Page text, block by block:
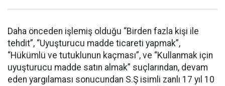
Daha önceden işlemiş olduğu “Birden fazla kişi ile
tehdit”, “Uyuşturucu madde ticareti yapmak”,
“Hükümlü ve tutuklunun kaçması”, ve “Kullanmak için
uyuşturucu madde satın almak” suçlarından, devam
eden yargılaması sonucundan S.Ş isimli zanlı 17 yıl 10